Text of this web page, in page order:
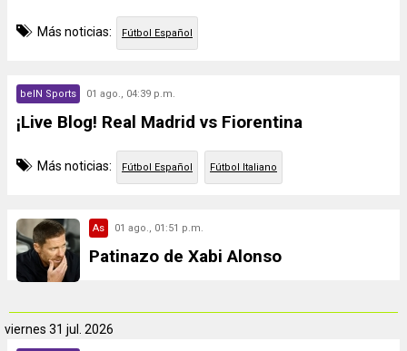
Más noticias: Fútbol Español
beIN Sports 01 ago., 04:39 p.m.
¡Live Blog! Real Madrid vs Fiorentina
Más noticias: Fútbol Español Fútbol Italiano
As 01 ago., 01:51 p.m.
Patinazo de Xabi Alonso
viernes 31 jul. 2026